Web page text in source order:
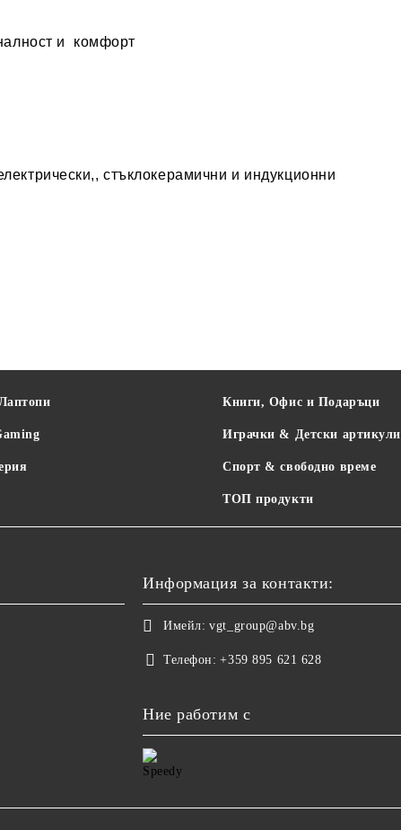
и комфорт
стъклокерамични и индукционни
Книги, Офис и Подаръци
Играчки & Детски артикули
Спорт & свободно време
ТОП продукти
Информация за контакти:
Имейл: vgt_group@abv.bg
Телефон: +359 895 621 628
Ние работим с